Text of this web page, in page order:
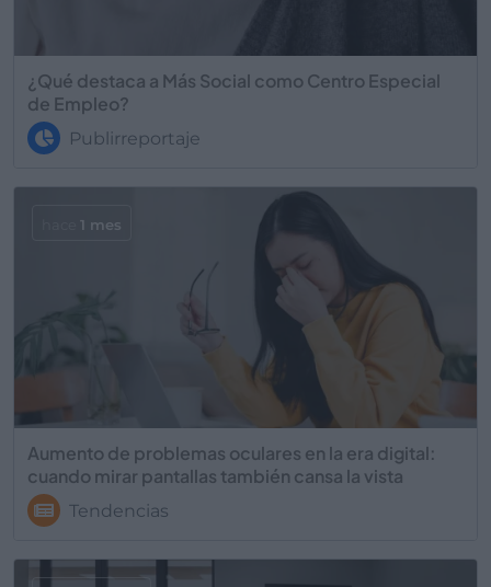
¿Qué destaca a Más Social como Centro Especial
de Empleo?
Publirreportaje
Aumento de problemas oculares en la era digital:
cuando mirar pantallas también cansa la vista
Tendencias
1 mes